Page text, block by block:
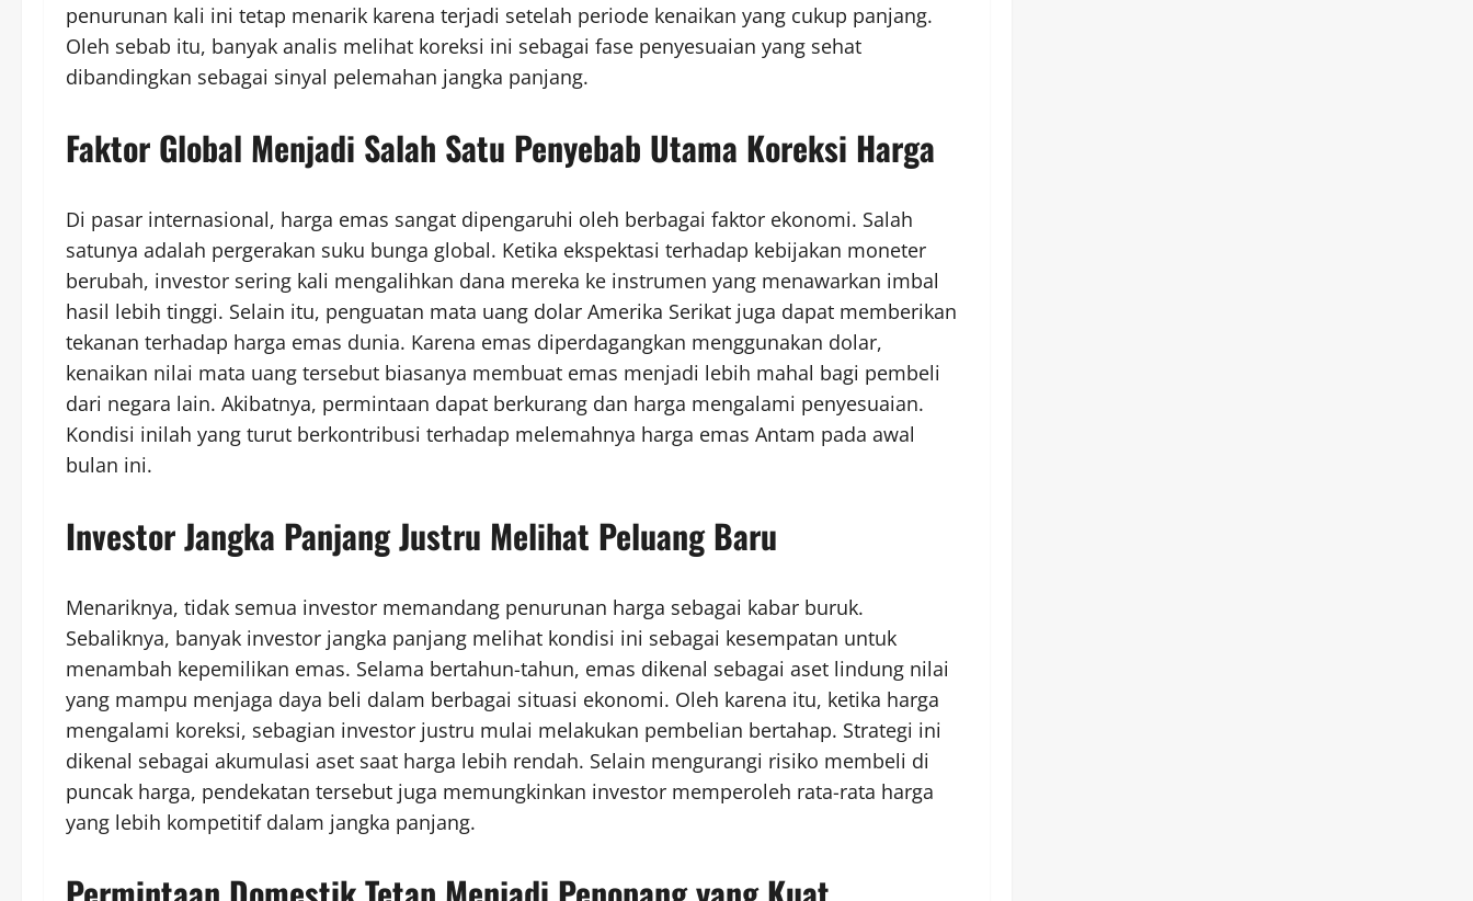
penurunan kali ini tetap menarik karena terjadi setelah periode kenaikan yang cukup panjang.
Oleh sebab itu, banyak analis melihat koreksi ini sebagai fase penyesuaian yang sehat
dibandingkan sebagai sinyal pelemahan jangka panjang.
Faktor Global Menjadi Salah Satu Penyebab Utama Koreksi Harga
Di pasar internasional, harga emas sangat dipengaruhi oleh berbagai faktor ekonomi. Salah
satunya adalah pergerakan suku bunga global. Ketika ekspektasi terhadap kebijakan moneter
berubah, investor sering kali mengalihkan dana mereka ke instrumen yang menawarkan imbal
hasil lebih tinggi. Selain itu, penguatan mata uang dolar Amerika Serikat juga dapat memberikan
tekanan terhadap harga emas dunia. Karena emas diperdagangkan menggunakan dolar,
kenaikan nilai mata uang tersebut biasanya membuat emas menjadi lebih mahal bagi pembeli
dari negara lain. Akibatnya, permintaan dapat berkurang dan harga mengalami penyesuaian.
Kondisi inilah yang turut berkontribusi terhadap melemahnya harga emas Antam pada awal
bulan ini.
Investor Jangka Panjang Justru Melihat Peluang Baru
Menariknya, tidak semua investor memandang penurunan harga sebagai kabar buruk.
Sebaliknya, banyak investor jangka panjang melihat kondisi ini sebagai kesempatan untuk
menambah kepemilikan emas. Selama bertahun-tahun, emas dikenal sebagai aset lindung nilai
yang mampu menjaga daya beli dalam berbagai situasi ekonomi. Oleh karena itu, ketika harga
mengalami koreksi, sebagian investor justru mulai melakukan pembelian bertahap. Strategi ini
dikenal sebagai akumulasi aset saat harga lebih rendah. Selain mengurangi risiko membeli di
puncak harga, pendekatan tersebut juga memungkinkan investor memperoleh rata-rata harga
yang lebih kompetitif dalam jangka panjang.